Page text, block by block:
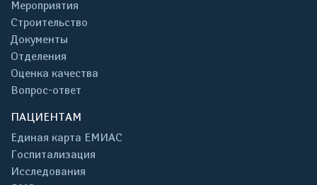
Мероприятия
Строительство
Документы
Отделения
Оценка качества
Вопрос-ответ
ПАЦИЕНТАМ
Единая карта ЕМИАС
Госпитализация
Исследования